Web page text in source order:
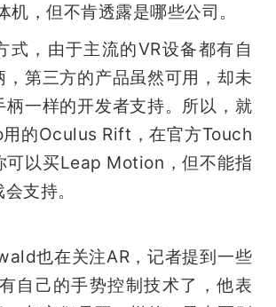
机，但不肯透露是哪些公司。
式，由于主流的VR设备都有自
，第三方的产品虽然可用，却未
柄一样的开发者支持。所以，就
的Oculus Rift，在官方Touch
可以买Leap Motion，但不能指
支持。
也在关注AR，记者提到一些
自己的手势控制技术了，他表